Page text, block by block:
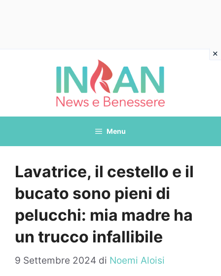
Menu
Lavatrice, il cestello e il
bucato sono pieni di
pelucchi: mia madre ha
un trucco infallibile
9 Settembre 2024 di Noemi Aloisi